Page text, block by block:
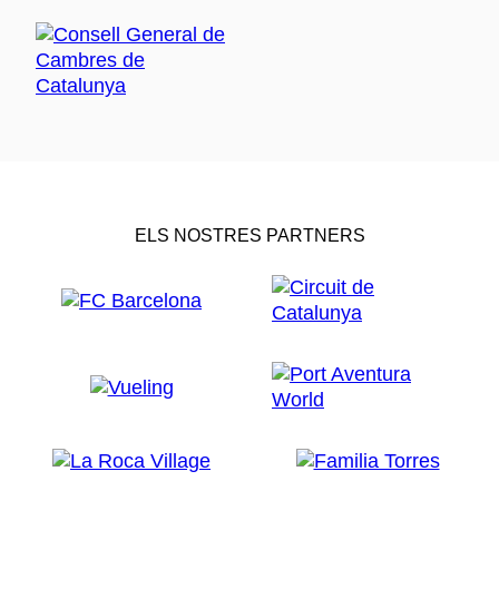
ELS NOSTRES PARTNERS